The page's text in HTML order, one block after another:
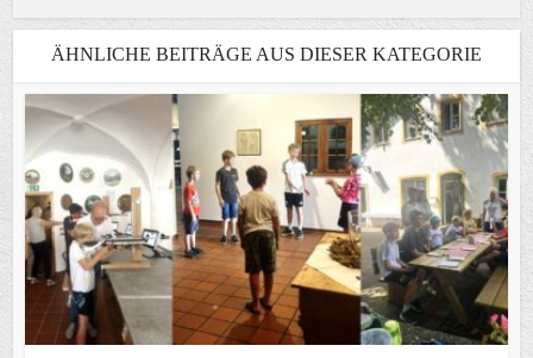
ÄHNLICHE BEITRÄGE AUS DIESER KATEGORIE